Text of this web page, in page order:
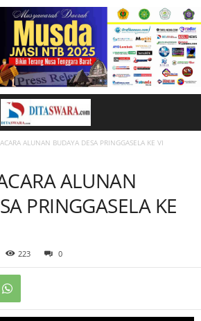
ALUNAN BUDAYA DESA PRINGGASELA KE VI
ALUNAN
PRINGGASELA KE
223 0